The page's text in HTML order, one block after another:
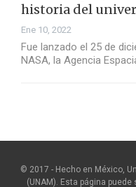
historia del
Ene 10, 2022
Fue lanzado el 25 de
NASA, la Agencia
© 2017 - Hecho en México,
(UNAM). Esta página